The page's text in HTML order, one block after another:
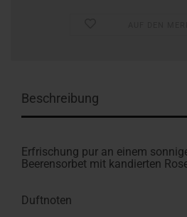
Beschreibung
Erfrischung pur an einem
Beerensorbet mit kandierten
Duftnoten